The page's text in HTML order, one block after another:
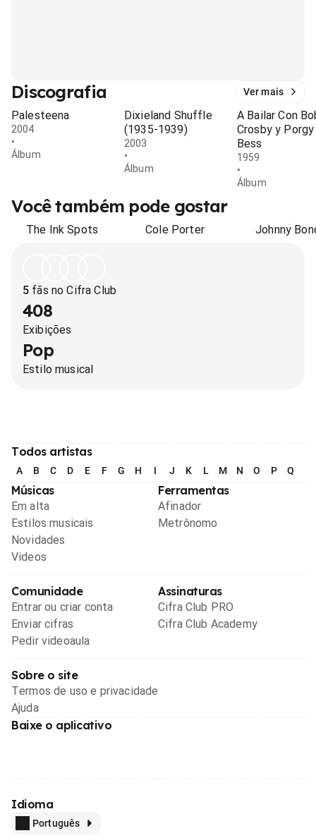
Discografia Ver mais
Palesteena
2004
•
Álbum
Dixieland Shuffle
(1935-1939)
2003
•
Álbum
A Bailar Con
Crosby y Porgy
Bess
1959
•
Álbum
Você também pode gostar
The Ink Spots Cole Porter Johnny
5 fãs no Cifra Club
408
Exibições
Pop
Estilo musical
Todos artistas
A B C D E F G H I J K L M N O P Q
Músicas
Em alta
Estilos musicais
Novidades
Videos
Ferramentas
Afinador
Metrônomo
Comunidade
Entrar ou criar conta
Enviar cifras
Pedir videoaula
Assinaturas
Cifra Club PRO
Cifra Club Academy
Sobre o site
Termos de uso e privacidade
Ajuda
Baixe o aplicativo
Idioma
Português